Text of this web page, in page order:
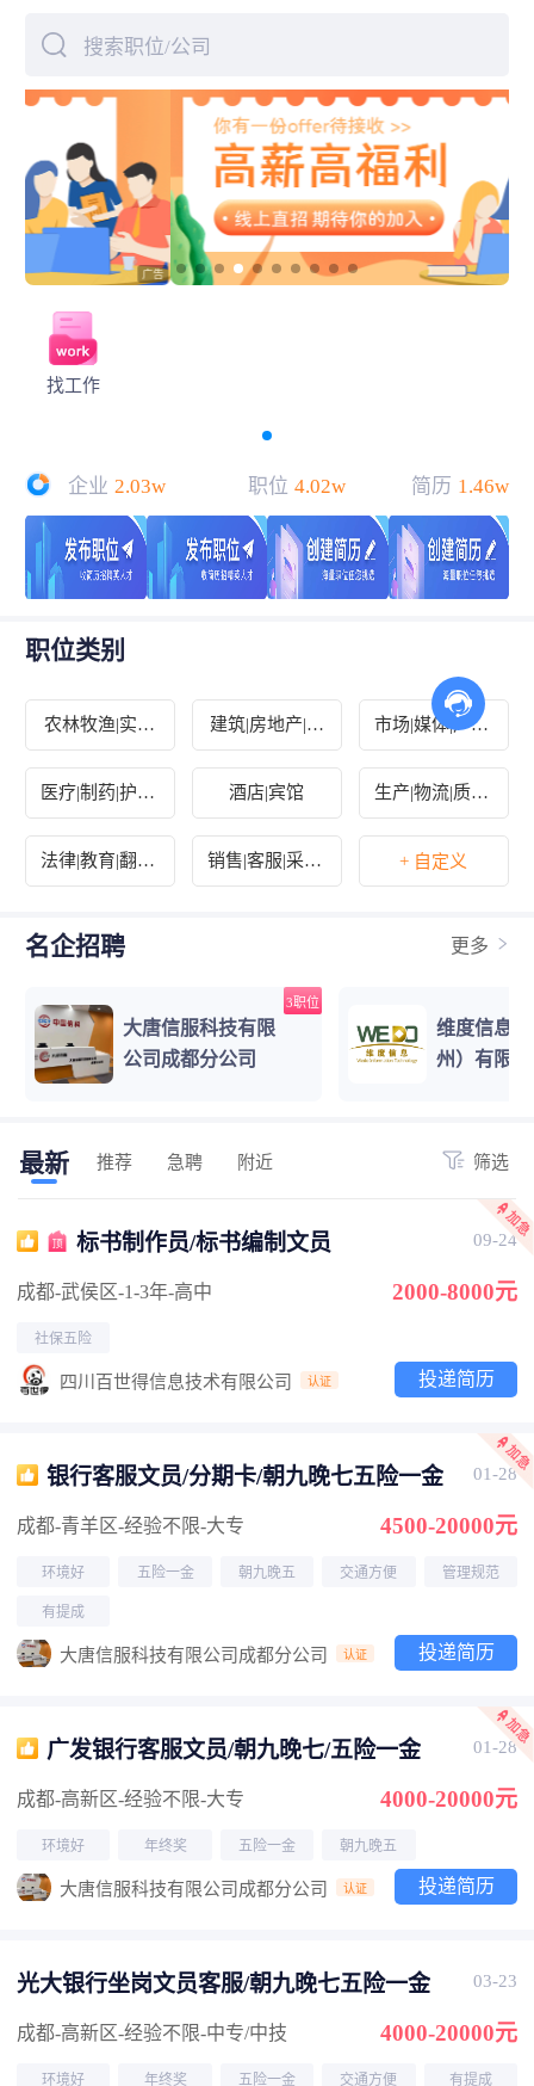
搜索职位/公司
找工作
企业 2.03w 职位 4.02w 简历 1.46w
职位类别
农林牧渔|实习
生|其他
建筑|房地产|装
修|物业
市场|媒体|广告|
设计
医疗|制药|护理|
环保
酒店|宾馆 生产|物流|质控|
汽车
法律|教育|翻译|
销售|客服|采购| + 自定义
名企招聘 更多
大唐信服科技有限
公司成都分公司
3职位
维度信息
州）有限
最新 推荐 急聘 附近 筛选
标书制作员/标书编制文员 09-24
成都-武侯区-1-3年-高中 2000-8000元
社保五险
四川百世得信息技术有限公司 认证 投递简历
银行客服文员/分期卡/朝九晚七五险一金 01-28
成都-青羊区-经验不限-大专 4500-20000元
环境好 五险一金 朝九晚五 交通方便 管理规范
有提成
大唐信服科技有限公司成都分公司 认证 投递简历
广发银行客服文员/朝九晚七/五险一金 01-28
成都-高新区-经验不限-大专 4000-20000元
环境好 年终奖 五险一金 朝九晚五
大唐信服科技有限公司成都分公司 认证 投递简历
光大银行坐岗文员客服/朝九晚七五险一金 03-23
成都-高新区-经验不限-中专/中技 4000-20000元
环境好 年终奖 五险一金 交通方便 有提成